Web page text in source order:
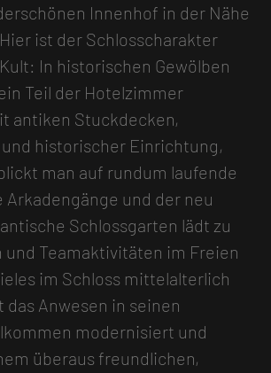
Innenhof in der Nähe
ist der Schlosscharakter
In historischen Gewölben
Teil der Hotelzimmer
antiken Stuckdecken,
historischer Einrichtung,
man auf rundum laufende
und der neu
Schlossgarten lädt zu
und Teamaktivitäten im Freien
im Schloss mittelalterlich
das Anwesen in seinen
modernisiert und
überaus freundlichen,